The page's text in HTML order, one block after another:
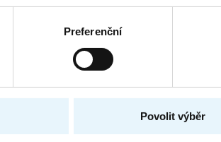
Preferenční
Povolit výběr
pořádá IEEE Student Branch na ČVUT
hodnotnými cenami